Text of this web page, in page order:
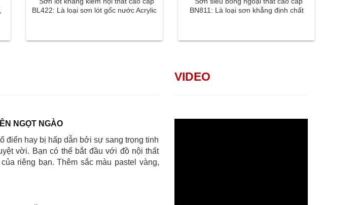
BL422: Là loại sơn lót gốc nước Acrylic
BN811: Là loại sơn khẳng định chất
NGỌT NGÀO
điển hay bị hấp dẫn bởi sự sang trọng tinh
vời. Bạn có thể bắt đầu với đồ nội thất
riêng bạn. Thêm sắc màu pastel vàng,
VIDEO